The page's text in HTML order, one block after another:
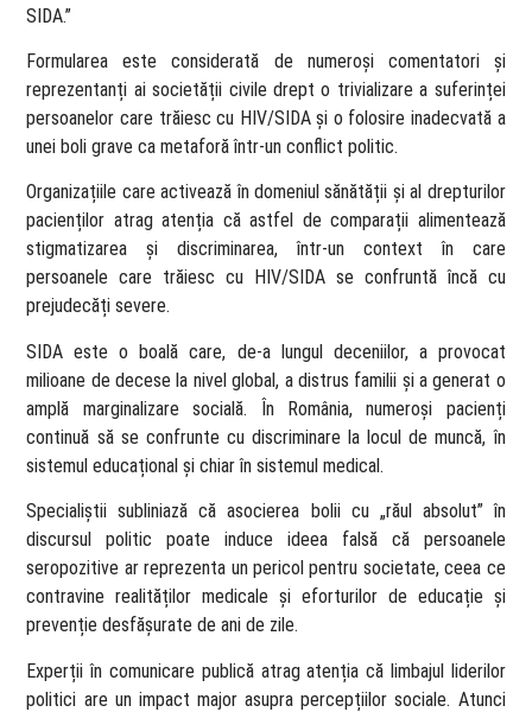
SIDA.”
Formularea este considerată de numeroși comentatori și
reprezentanți ai societății civile drept o trivializare a suferinței
persoanelor care trăiesc cu HIV/SIDA și o folosire inadecvată a
unei boli grave ca metaforă într-un conflict politic.
Organizațiile care activează în domeniul sănătății și al drepturilor
pacienților atrag atenția că astfel de comparații alimentează
stigmatizarea și discriminarea, într-un context în care
persoanele care trăiesc cu HIV/SIDA se confruntă încă cu
prejudecăți severe.
SIDA este o boală care, de-a lungul deceniilor, a provocat
milioane de decese la nivel global, a distrus familii și a generat o
amplă marginalizare socială. În România, numeroși pacienți
continuă să se confrunte cu discriminare la locul de muncă, în
sistemul educațional și chiar în sistemul medical.
Specialiștii subliniază că asocierea bolii cu „răul absolut” în
discursul politic poate induce ideea falsă că persoanele
seropozitive ar reprezenta un pericol pentru societate, ceea ce
contravine realităților medicale și eforturilor de educație și
prevenție desfășurate de ani de zile.
Experții în comunicare publică atrag atenția că limbajul liderilor
politici are un impact major asupra percepțiilor sociale. Atunci